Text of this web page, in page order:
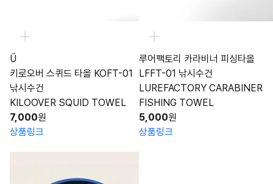
Ű
키로오버 스퀴드 타올 KOFT-01
낚시수건
KILOOVER SQUID TOWEL
7,000원
상품링크
루어팩토리 카라비너 피싱타올
LFFT-01 낚시수건
LUREFACTORY CARABINER
FISHING TOWEL
5,000원
상품링크